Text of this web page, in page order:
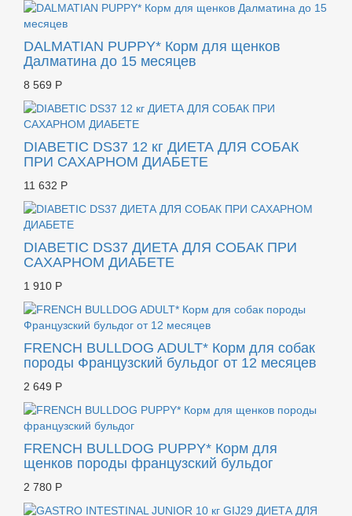
DALMATIAN PUPPY* Корм для щенков
Далматина до 15 месяцев
8 569 Р
DIABETIC DS37 12 кг ДИЕТА ДЛЯ СОБАК
ПРИ САХАРНОМ ДИАБЕТЕ
11 632 Р
DIABETIC DS37 ДИЕТА ДЛЯ СОБАК ПРИ
САХАРНОМ ДИАБЕТЕ
1 910 Р
FRENCH BULLDOG ADULT* Корм для собак
породы Французский бульдог от 12 месяцев
2 649 Р
FRENCH BULLDOG PUPPY* Корм для
щенков породы французский бульдог
2 780 Р